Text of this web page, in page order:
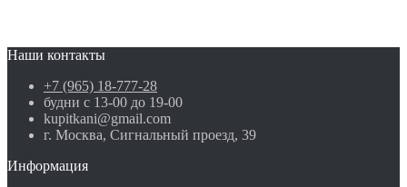
Наши контакты
+7 (965) 18-777-28
будни с 13-00 до 19-00
kupitkani@gmail.com
г. Москва, Сигнальный проезд, 39
Информация